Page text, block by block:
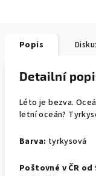
Popis
Detailní
Léto je bezva.
letní oceán?
Barva: tyrkysová
Poštovné v ČR